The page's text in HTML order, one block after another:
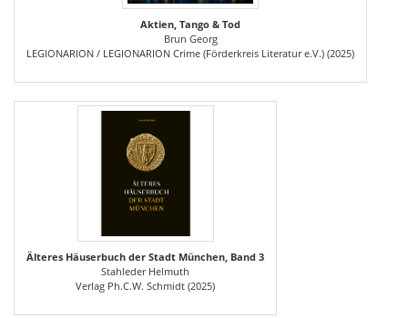
Aktien, Tango & Tod
Brun Georg
LEGIONARION / LEGIONARION Crime (Förderkreis Literatur e.V.) (2025)
Älteres Häuserbuch der Stadt München, Band 3
Stahleder Helmuth
Verlag Ph.C.W. Schmidt (2025)